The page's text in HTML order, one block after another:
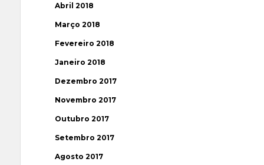
Abril 2018
Março 2018
Fevereiro 2018
Janeiro 2018
Dezembro 2017
Novembro 2017
Outubro 2017
Setembro 2017
Agosto 2017